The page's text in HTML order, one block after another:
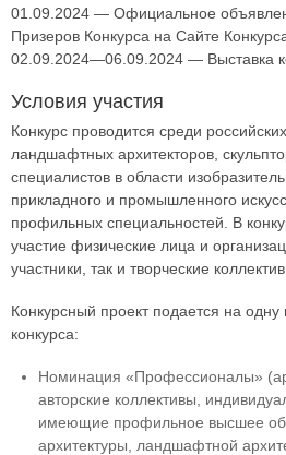
01.09.2024 — Официальное
Призеров Конкурса на Сайте
02.09.2024—06.09.2024 — Выставка
Условия участия
Конкурс проводится среди
ландшафтных архитекторов,
специалистов в области
прикладного и промышленного
профильных специальностей. В
участие физические лица и
участники, так и творческие
Конкурсный проект подается на
конкурса:
Номинация «Профессионалы»
авторские коллективы,
имеющие профильное высшее
архитектуры, ландшафтной